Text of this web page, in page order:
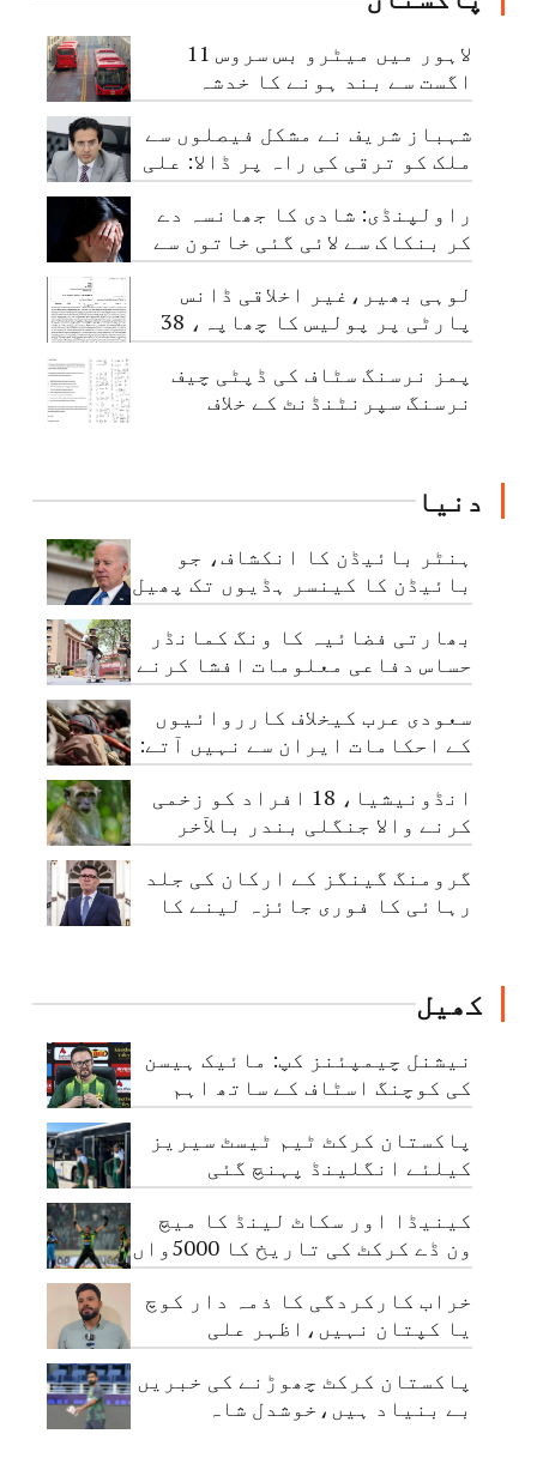
لاہور میں میٹرو بس سروس 11
اگست سے بند ہونے کا خدشہ
شہباز شریف نے مشکل فیصلوں سے
ملک کو ترقی کی راہ پر ڈالا: علی
پرویز ملک
راولپنڈی: شادی کا جھانسہ دے
کر بنکاک سے لائی گئی خاتون سے
مبینہ زیادتی، ملزم گرفتار
لوہی بھیر،غیر اخلاقی ڈانس
پارٹی پر پولیس کا چھاپہ، 38
نوجوان گرفتار
پمز نرسنگ سٹاف کی ڈپٹی چیف
نرسنگ سپرنٹنڈنٹ کے خلاف
دنیا
ہنٹر بائیڈن کا انکشاف، جو
بائیڈن کا کینسر ہڈیوں تک پھیل
چکا ہے
بھارتی فضائیہ کا ونگ کمانڈر
حساس دفاعی معلومات افشا کرنے
کے الزام میں گرفتار
سعودی عرب کیخلاف کارروائیوں
کے احکامات ایران سے نہیں آتے:
حوثی عہدیدار
انڈونیشیا، 18 افراد کو زخمی
کرنے والا جنگلی بندر بالآخر
قابو کرلیا گیا
گرومنگ گینگز کے ارکان کی جلد
رہائی کا فوری جائزہ لینے کا
کھیل
نیشنل چیمپئنز کپ: مائیک ہیسن
کی کوچنگ اسٹاف کے ساتھ اہم
میٹنگ
پاکستان کرکٹ ٹیم ٹیسٹ سیریز
کیلئے انگلینڈ پہنچ گئی
کینیڈا اور سکاٹ لینڈ کا میچ
ون ڈے کرکٹ کی تاریخ کا 5000واں
مقابلہ
خراب کارکردگی کا ذمہ دار کوچ
یا کپتان نہیں،اظہر علی
پاکستان کرکٹ چھوڑنے کی خبریں
بے بنیاد ہیں،خوشدل شاہ